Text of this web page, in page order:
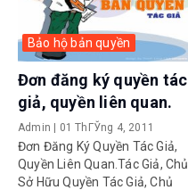
Bảo hộ bản quyền
Đơn đăng ký quyền tác
giả, quyền liên quan.
Admin | 01 ThГЎng 4, 2011
Đơn Đăng Ký Quyền Tác Giả,
Quyền Liên Quan.Tác Giả, Chủ
Sở Hữu Quyền Tác Giả, Chủ